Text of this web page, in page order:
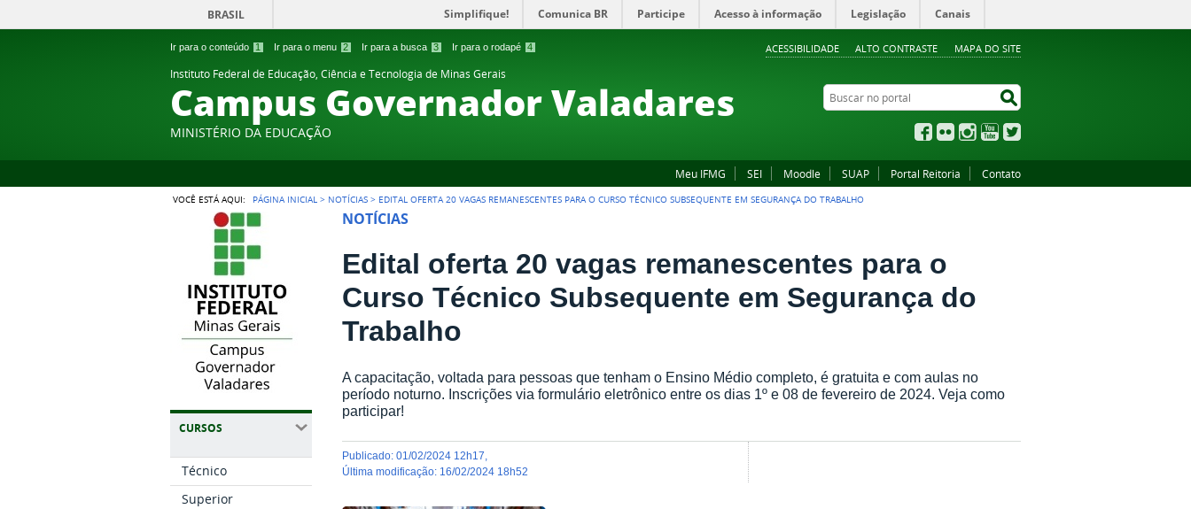
Ir para o conteúdo 1 Ir para o menu 2 Ir para a busca 3 Ir para o rodapé 4 ACESSIBILIDADE ALTO CONTRASTE MAPA DO SITE
BRASIL Simplifique! Comunica BR Participe Acesso à informação Legislação Canais
Instituto Federal de Educação, Ciência e Tecnologia de Minas Gerais
Campus Governador Valadares
MINISTÉRIO DA EDUCAÇÃO
Buscar no portal
Facebook
Flickr InstagramYouTube
Meu IFMG SEI Moodle SUAP Portal Reitoria Contato
VOCÊ ESTÁ AQUI: PÁGINA INICIAL > NOTÍCIAS > EDITAL OFERTA 20 VAGAS REMANESCENTES PARA O CURSO TÉCNICO SUBSEQUENTE EM SEGURANÇA DO TRABALHO
CURSOS
Técnico
Superior
NOTÍCIAS
Edital oferta 20 vagas remanescentes para o
Curso Técnico Subsequente em Segurança do
Trabalho
A capacitação, voltada para pessoas que tenham o Ensino Médio completo, é gratuita e com aulas no
período noturno. Inscrições via formulário eletrônico entre os dias 1º e 08 de fevereiro de 2024. Veja como
participar!
publicado:01/02/2024 12h17
última modificação: 16/02/2024 18h52